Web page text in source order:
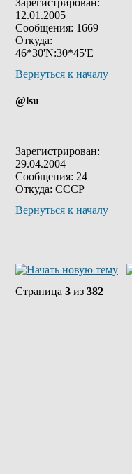
Зарегистрирован:
12.01.2005
Сообщения: 1669
Откуда:
46*30'N:30*45'E
Вернуться к началу
@lsu
Зарегистрирован:
29.04.2004
Сообщения: 24
Откуда: СССР
Вернуться к началу
Страница 3 из 382